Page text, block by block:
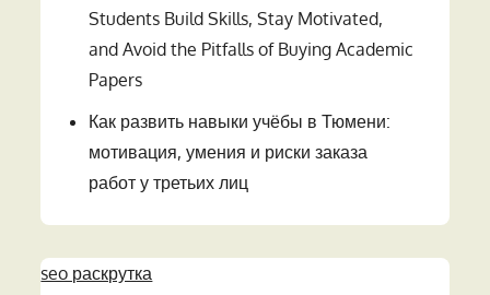
Students Build Skills, Stay Motivated,
and Avoid the Pitfalls of Buying Academic
Papers
Как развить навыки учёбы в Тюмени:
мотивация, умения и риски заказа
работ у третьих лиц
seo раскрутка